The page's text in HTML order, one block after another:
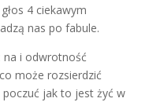
4 ciekawym
nas po fabule.
na i odwrotność
może rozsierdzić
jak to jest żyć w